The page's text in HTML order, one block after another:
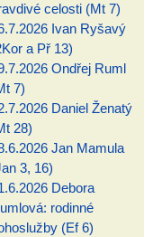
celosti (Mt 7)
Ivan Ryšavý
a Př 13)
Ondřej Ruml
7)
Daniel Ženatý
28)
Jan Mamula
3, 16)
Debora
rodinné
(Ef 6)